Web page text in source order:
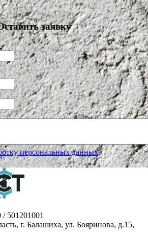
заявку
персональных данных>
/ 501201001
г. Балашиха, ул. Бояринова, д.15,